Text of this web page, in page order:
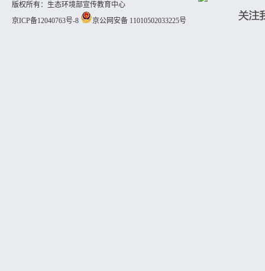
版权所有：生态环境部宣传教育中心
京ICP备12040763号-8
京公网安备 11010502033225号